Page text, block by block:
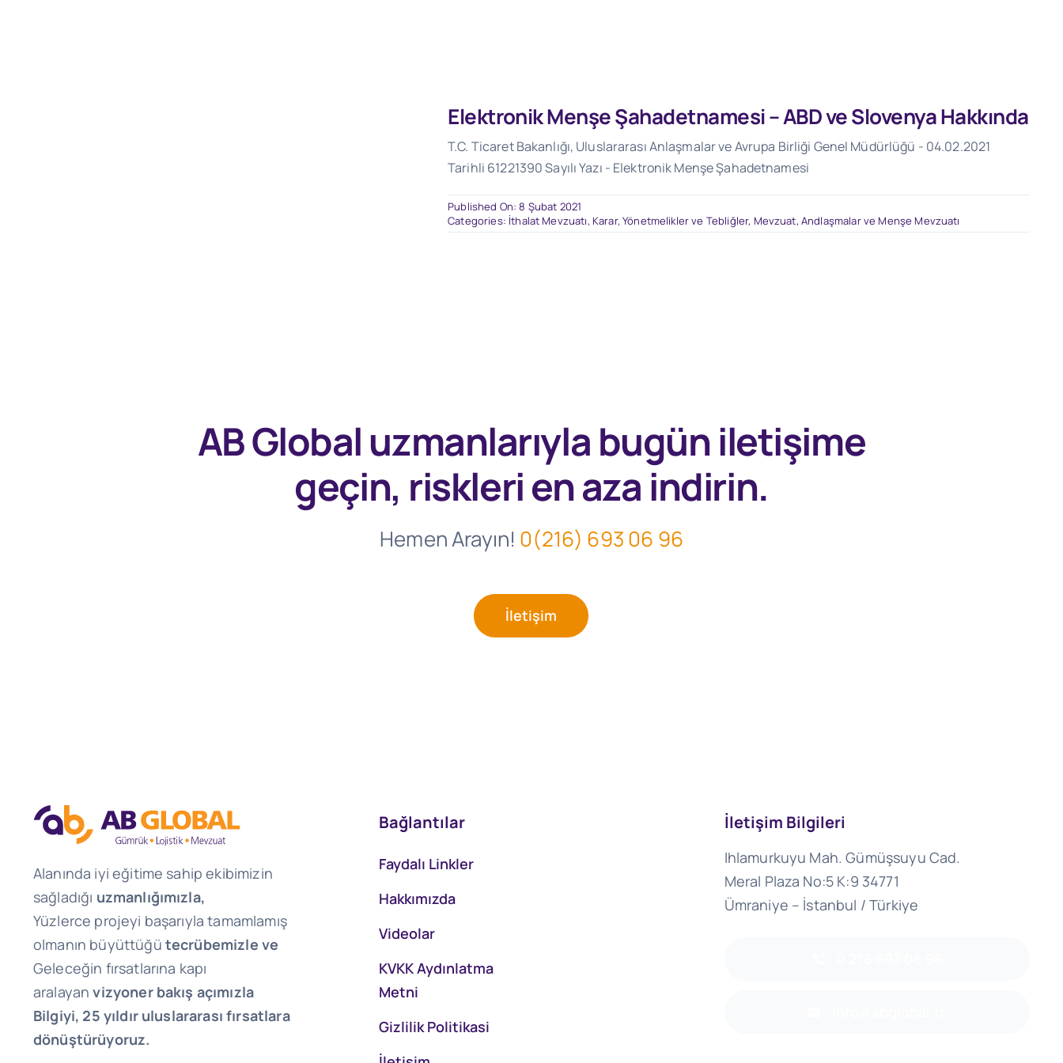
Elektronik Menşe Şahadetnamesi – ABD ve Slovenya Hakkında
T.C. Ticaret Bakanlığı, Uluslararası Anlaşmalar ve Avrupa Birliği Genel Müdürlüğü - 04.02.2021
Tarihli 61221390 Sayılı Yazı - Elektronik Menşe Şahadetnamesi
Published On: 8 Şubat 2021
Categories: İthalat Mevzuatı, Karar, Yönetmelikler ve Tebliğler, Mevzuat, Andlaşmalar ve Menşe Mevzuatı
AB Global uzmanlarıyla bugüniletişime
geçin, riskleri en aza indirin.
Hemen Arayın! 0(216) 693 06 96
İletişim
Alanında iyi eğitime sahip ekibimizin
sağladığı uzmanlığımızla,
Yüzlerce projeyi başarıyla tamamlamış
olmanın büyüttüğü tecrübemizle ve
Geleceğin fırsatlarına kapı
aralayanvizyoner bakış açımızla
Bilgiyi, 25 yıldır uluslararası fırsatlara
dönüştürüyoruz.
Bağlantılar
Faydalı Linkler
Hakkımızda
Videolar
KVKK Aydınlatma
Metni
Gizlilik Politikasi
İletişim Bilgileri
Ihlamurkuyu Mah. Gümüşsuyu Cad.
Meral Plaza No:5 K:9 34771
Ümraniye – İstanbul / Türkiye